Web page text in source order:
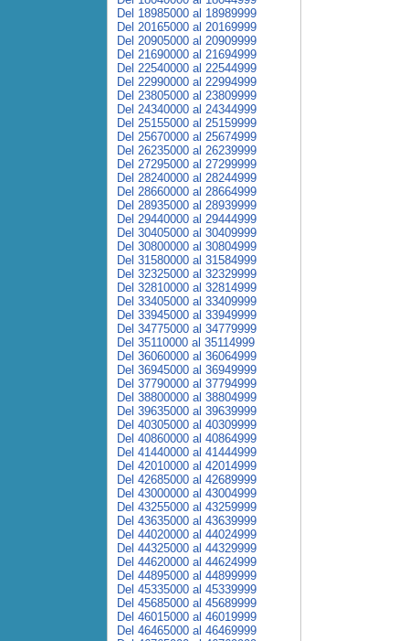
Del 18985000 al 18989999
Del 20165000 al 20169999
Del 20905000 al 20909999
Del 21690000 al 21694999
Del 22540000 al 22544999
Del 22990000 al 22994999
Del 23805000 al 23809999
Del 24340000 al 24344999
Del 25155000 al 25159999
Del 25670000 al 25674999
Del 26235000 al 26239999
Del 27295000 al 27299999
Del 28240000 al 28244999
Del 28660000 al 28664999
Del 28935000 al 28939999
Del 29440000 al 29444999
Del 30405000 al 30409999
Del 30800000 al 30804999
Del 31580000 al 31584999
Del 32325000 al 32329999
Del 32810000 al 32814999
Del 33405000 al 33409999
Del 33945000 al 33949999
Del 34775000 al 34779999
Del 35110000 al 35114999
Del 36060000 al 36064999
Del 36945000 al 36949999
Del 37790000 al 37794999
Del 38800000 al 38804999
Del 39635000 al 39639999
Del 40305000 al 40309999
Del 40860000 al 40864999
Del 41440000 al 41444999
Del 42010000 al 42014999
Del 42685000 al 42689999
Del 43000000 al 43004999
Del 43255000 al 43259999
Del 43635000 al 43639999
Del 44020000 al 44024999
Del 44325000 al 44329999
Del 44620000 al 44624999
Del 44895000 al 44899999
Del 45335000 al 45339999
Del 45685000 al 45689999
Del 46015000 al 46019999
Del 46465000 al 46469999